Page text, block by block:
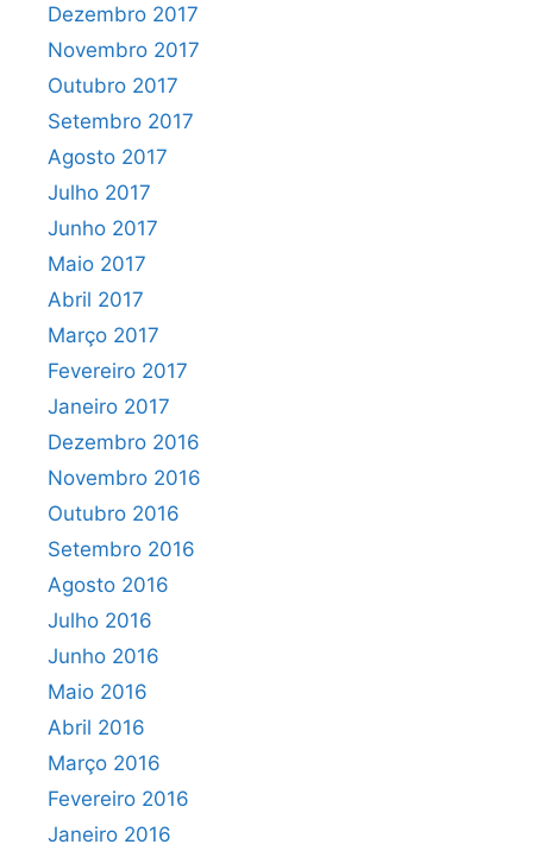
Dezembro 2017
Novembro 2017
Outubro 2017
Setembro 2017
Agosto 2017
Julho 2017
Junho 2017
Maio 2017
Abril 2017
Março 2017
Fevereiro 2017
Janeiro 2017
Dezembro 2016
Novembro 2016
Outubro 2016
Setembro 2016
Agosto 2016
Julho 2016
Junho 2016
Maio 2016
Abril 2016
Março 2016
Fevereiro 2016
Janeiro 2016